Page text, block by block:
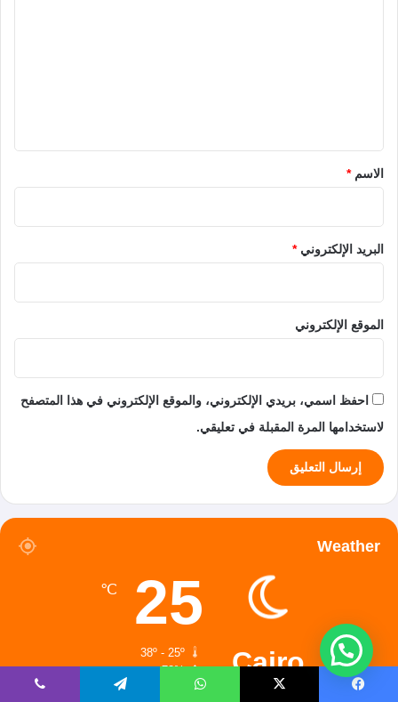
*الاسم*
البريد الإلكتروني*
الموقع الإلكتروني
احفظ اسمي، بريدي الإلكتروني، والموقع الإلكتروني في هذا المتصفح
لاستخدامها المرة المقبلة في تعليقي.
Weather
Cairo
سماء صافية
25
℃
38º - 25º